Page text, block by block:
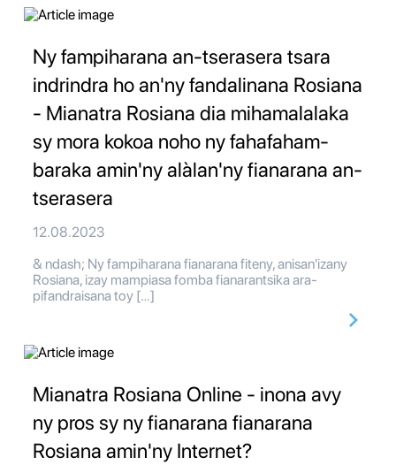
Ny fampiharana an-tserasera tsara
indrindra ho an'ny fandalinana Rosiana
- Mianatra Rosiana dia mihamalalaka
sy mora kokoa noho ny fahafaham-
baraka amin'ny alàlan'ny fianarana an-
tserasera
12.08.2023
& ndash; Ny fampiharana fianarana fiteny, anisan'izany
Rosiana, izay mampiasa fomba fianarantsika ara-
pifandraisana toy […]
Mianatra Rosiana Online - inona avy
ny pros sy ny fianarana fianarana
Rosiana amin'ny Internet?